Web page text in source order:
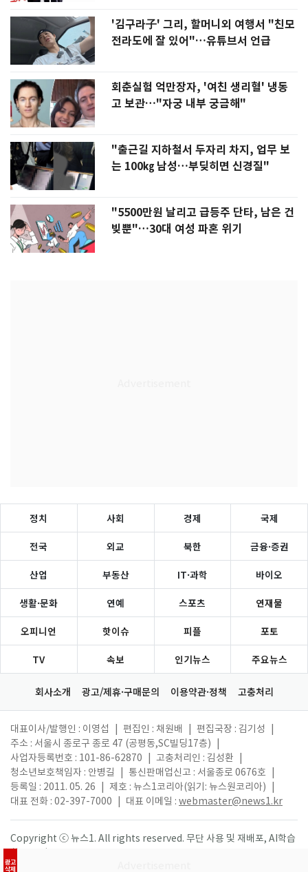
'김구라子' 그리, 할머니외 여행서 "친모
전라도에 잘 있어"…유튜브서 언급
회춘실험 억만장자, '여친 생리혈' 냉동
고 보관…"자궁 내부 궁금해"
"출근길 지하철서 두자리 차지, 업무 보
는 100㎏ 남성…부딪히면 신경질"
"5500만원 날리고 급등주 단타, 남은 건
빚뿐"…30대 여성 파혼 위기
광고
삭제
정치 사회 경제 국제
전국 외교 북한 금융·증권
산업 부동산 IT·과학 바이오
생활·문화 연예 스포츠 연재물
오피니언 핫이슈 피플 포토
TV 속보 인기뉴스 주요뉴스
회사소개 광고/제휴·구매문의 이용약관·정책 고충처리
대표이사/발행인 : 이영섭 편집인 : 채원배 편집국장 : 김기성
주소 : 서울시 종로구 종로 47 (공평동,SC빌딩17층)
사업자등록번호 : 101-86-62870
고충처리인 : 김성환
청소년보호책임자 : 안병길
통신판매업신고 : 서울종로 0676호
등록일 : 2011. 05. 26
제호 : 뉴스1코리아(읽기: 뉴스원코리아)
대표 전화 : 02-397-7000
대표 이메일 : webmaster@news1.kr
Copyright ⓒ 뉴스1. All rights reserved. 무단 사용 및 재배포, AI학습
활용 금지.